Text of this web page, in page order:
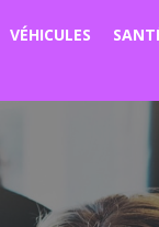
VÉHICULES